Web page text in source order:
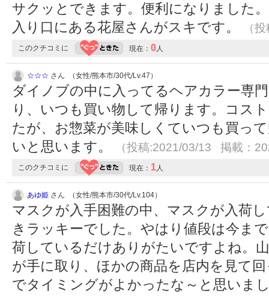
サクッとできます。便利になりました
入り口にある花屋さんがスキです。
（
このクチコミに 現在： 0人
☆☆☆ さん （女性/熊本市/30代/Lv.47）
ダイノブの中に入ってるヘアカラー専
り、いつも買い物して帰ります。コス
たが、お惣菜が美味しくていつも買っ
いと思います。
（投稿:2021/03/13 掲載：
このクチコミに 現在： 1人
あゆ姫 さん （女性/熊本市/30代/Lv.104）
マスクが入手困難の中、マスクが入荷
きラッキーでした。やはり値段は今ま
荷しているだけありがたいですよね。
が手に取り、ほかの商品を店内を見て
でタイミングがよかったな～と思いま